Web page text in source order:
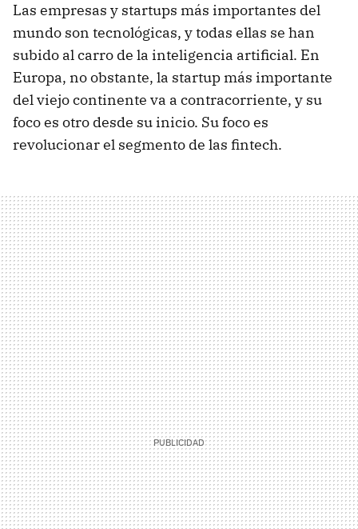
Las empresas y startups más importantes del
mundo son tecnológicas, y todas ellas se han
subido al carro de la inteligencia artificial. En
Europa, no obstante, la startup más importante
del viejo continente va a contracorriente, y su
foco es otro desde su inicio. Su foco es
revolucionar el segmento de las fintech.